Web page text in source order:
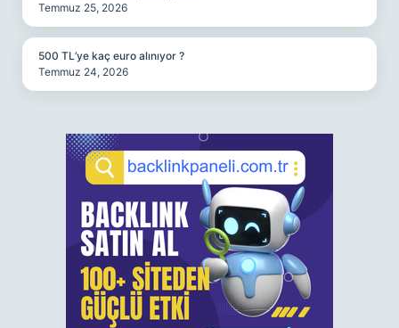
Temmuz 25, 2026
500 TL’ye kaç euro alınıyor ?
Temmuz 24, 2026